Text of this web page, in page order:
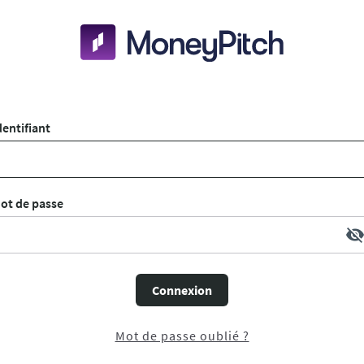
de passe
visibility_off
Connexion
Mot de passe oublié ?